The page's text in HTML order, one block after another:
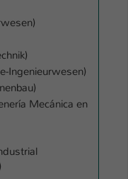
Ingenieurwesen)
Mecánica en